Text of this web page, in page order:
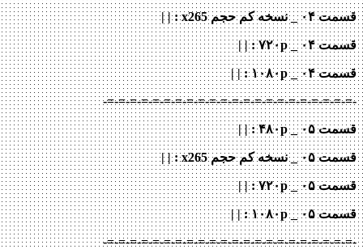
قسمت ۰۴ _ نسخه کم حجم x265 : | |
قسمت ۰۴ _ ۷۲۰p : | |
قسمت ۰۴ _ ۱۰۸۰p
: | |
-=-=-=-=-=-=-=-=-=-=-=-=-=-=-=-=-=-=-=-=-=-=-
قسمت ۰۵ _ ۴۸۰p : | |
قسمت ۰۵ _ نسخه کم حجم x265 : | |
قسمت ۰۵ _ ۷۲۰p : | |
قسمت ۰۵ _ ۱۰۸۰p
: | |
-=-=-=-=-=-=-=-=-=-=-=-=-=-=-=-=-=-=-=-=-=-=-